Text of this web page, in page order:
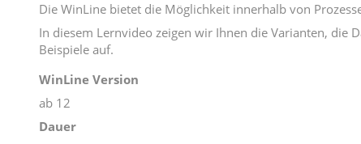
Die WinLine bietet die Möglichkeit innerhalb von
In diesem Lernvideo zeigen wir Ihnen die Varianten, die
Beispiele auf.
WinLine Version
ab 12
Dauer